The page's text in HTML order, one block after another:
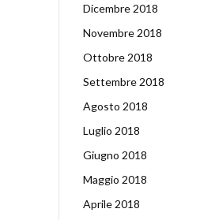
Dicembre 2018
Novembre 2018
Ottobre 2018
Settembre 2018
Agosto 2018
Luglio 2018
Giugno 2018
Maggio 2018
Aprile 2018